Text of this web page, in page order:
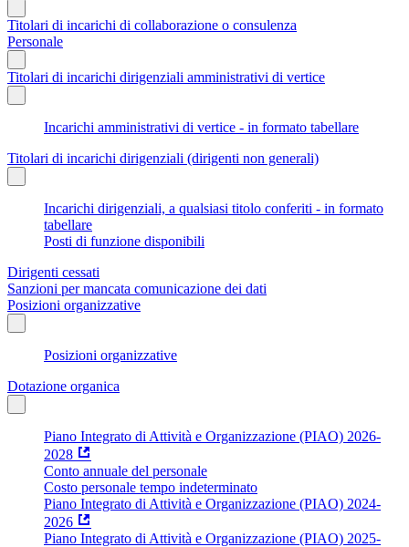
Titolari di incarichi di collaborazione o consulenza
Personale
Titolari di incarichi dirigenziali amministrativi di vertice
Incarichi amministrativi di vertice - in formato tabellare
Titolari di incarichi dirigenziali (dirigenti non generali)
Incarichi dirigenziali, a qualsiasi titolo conferiti - in formato
tabellare
Posti di funzione disponibili
Dirigenti cessati
Sanzioni per mancata comunicazione dei dati
Posizioni organizzative
Posizioni organizzative
Dotazione organica
Piano Integrato di Attività e Organizzazione (PIAO) 2026-
2028
Conto annuale del personale
Costo personale tempo indeterminato
Piano Integrato di Attività e Organizzazione (PIAO) 2024-
2026
Piano Integrato di Attività e Organizzazione (PIAO) 2025-